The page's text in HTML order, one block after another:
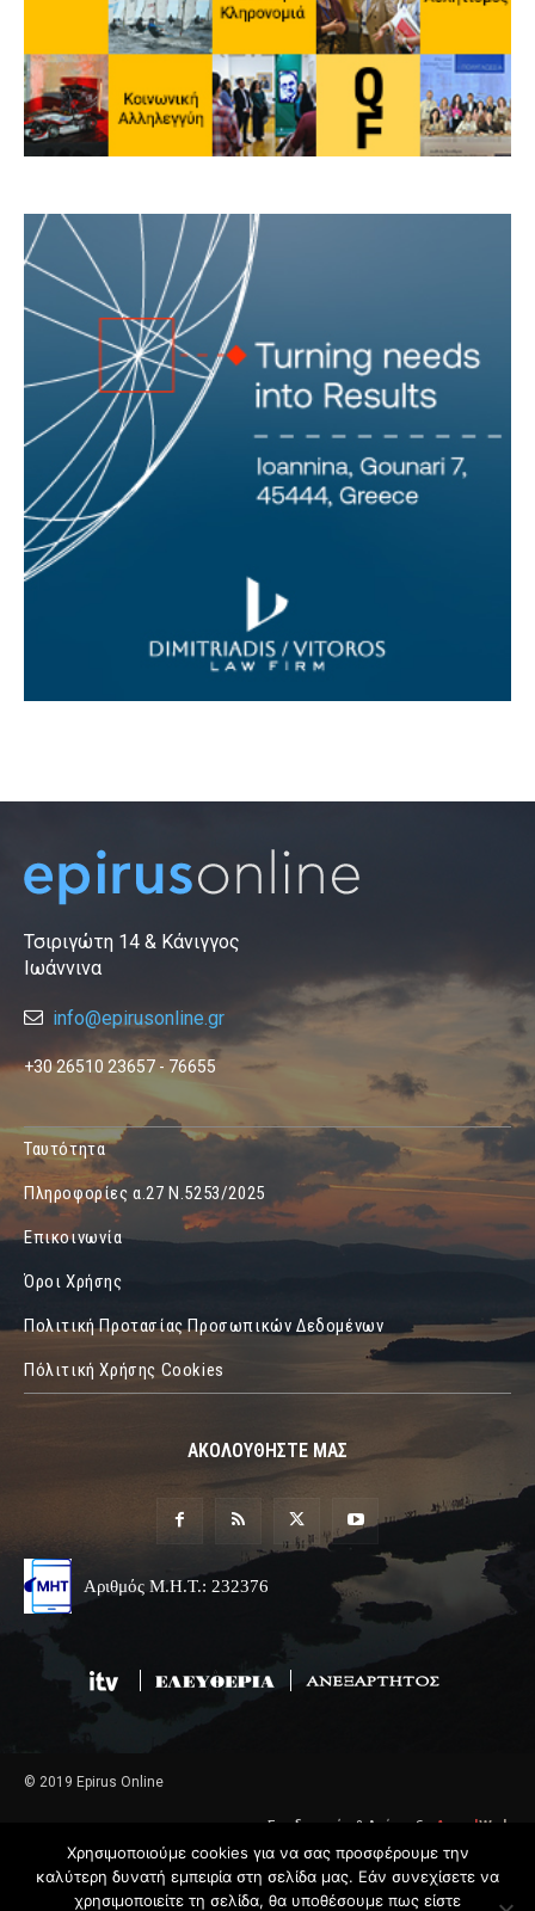
Τσιριγώτη 14 & Κάνιγγος
Ιωάννινα
info@epirusonline.gr
+30 26510 23657 - 76655
Ταυτότητα
Πληροφορίες α.27 Ν.5253/2025
Επικοινωνία
Όροι Χρήσης
Πολιτική Προτασίας Προσωπικών Δεδομένων
Πόλιτική Χρήσης Cookies
ΑΚΟΛΟΥΘΗΣΤΕ ΜΑΣ
Αριθμός Μ.Η.Τ.: 232376
© 2019 Epirus Online
Σχεδιασμός & Ανάπτυξη AngelWeb
Χρησιμοποιούμε cookies για να σας προσφέρουμε την
καλύτερη δυνατή εμπειρία στη σελίδα μας. Εάν συνεχίσετε να
χρησιμοποιείτε τη σελίδα, θα υποθέσουμε πως είστε